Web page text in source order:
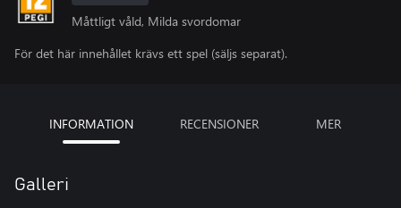
Måttligt våld, Milda svordomar
För det här innehållet krävs ett spel (säljs separat).
INFORMATION RECENSIONER MER
Galleri